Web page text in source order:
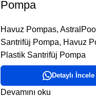
Pompa
Havuz Pompas,
Santrifüj Pompa, Havuz
Plastik Santrifüj Pompa
Detaylı İncele
Devamını oku